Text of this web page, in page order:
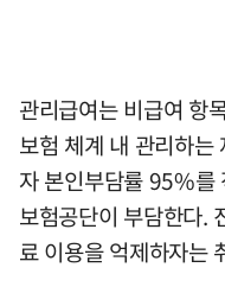
관리급여는 비급여 항
보험 체계 내 관리하는
자 본인부담률 95%를
보험공단이 부담한다.
료 이용을 억제하자는